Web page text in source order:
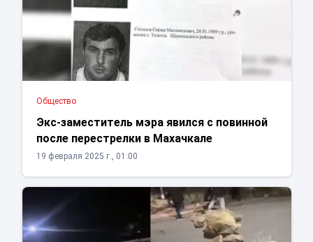
Общество
Экс-заместитель мэра явился с повинной
после перестрелки в Махачкале
19 февраля 2025 г., 01:00